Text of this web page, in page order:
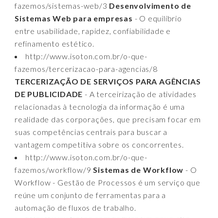
fazemos/sistemas-web/3 Desenvolvimento de
Sistemas Web para empresas - O equilíbrio
entre usabilidade, rapidez, confiabilidade e
refinamento estético.
http://www.isoton.com.br/o-que-
fazemos/tercerizacao-para-agencias/8
TERCERIZAÇÃO DE SERVIÇOS PARA AGÊNCIAS
DE PUBLICIDADE - A terceirização de atividades
relacionadas à tecnologia da informação é uma
realidade das corporações, que precisam focar em
suas competências centrais para buscar a
vantagem competitiva sobre os concorrentes.
http://www.isoton.com.br/o-que-
fazemos/workflow/9Sistemas de Workflow - O
Workflow - Gestão de Processos é um serviço que
reúne um conjunto de ferramentas para a
automação de fluxos de trabalho.